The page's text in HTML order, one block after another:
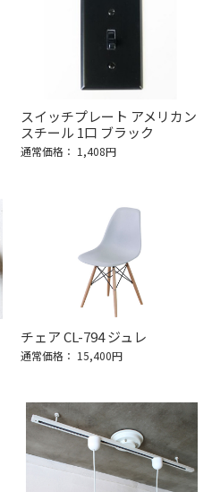
スイッチプレート アメリカン
スチール 1口 ブラック
通常価格： 1,408円
チェア CL-794 ジュレ
通常価格： 15,400円